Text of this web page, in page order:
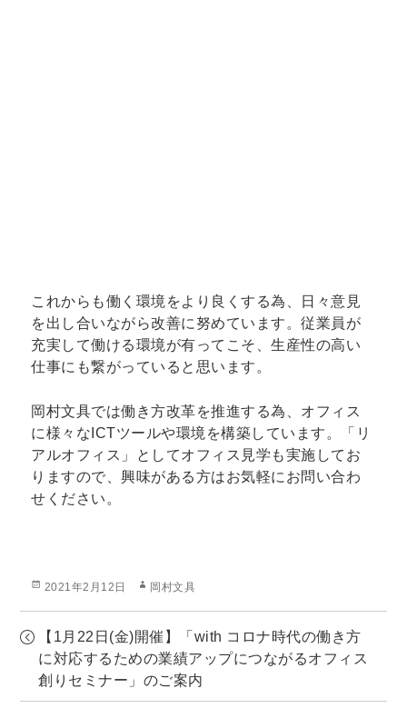
これからも働く環境をより良くする為、日々意見
を出し合いながら改善に努めています。従業員が
充実して働ける環境が有ってこそ、生産性の高い
仕事にも繋がっていると思います。
岡村文具では働き方改革を推進する為、オフィス
に様々なICTツールや環境を構築しています。「リ
アルオフィス」としてオフィス見学も実施してお
りますので、興味がある方はお気軽にお問い合わ
せください。
投
2021年2月12日
作
岡村文具
【1月22日(金)開催】「with コロナ時代の働き方
に対応するための業績アップにつながるオフィス
創りセミナー」のご案内